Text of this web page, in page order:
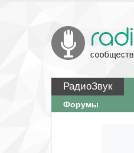
РадиоЗвук
Форумы